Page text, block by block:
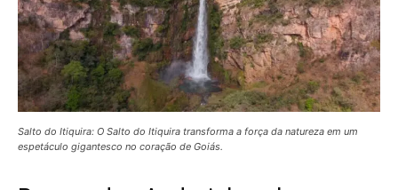
Salto do Itiquira: O Salto do Itiquira transforma a força da natureza em um
espetáculo gigantesco no coração de Goiás.